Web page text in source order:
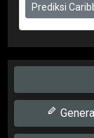
Prediksi